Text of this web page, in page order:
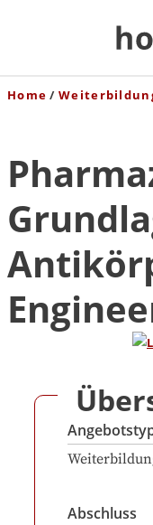
Home
Abschluss